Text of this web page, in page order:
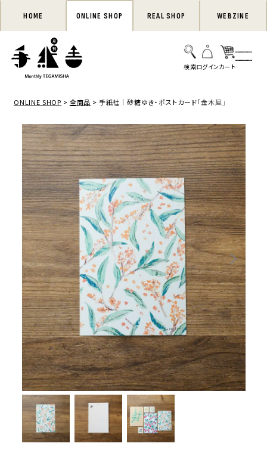
HOME ONLINE SHOP REAL SHOP WEBZINE
ONLINE SHOP 全商品 手紙社｜砂糖ゆき・ポストカード「金木犀」